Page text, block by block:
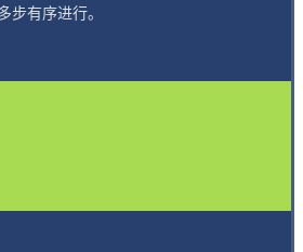
步有序进行。